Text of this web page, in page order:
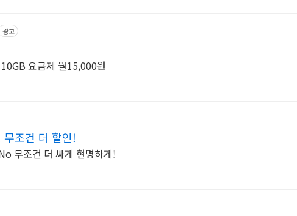
광고
요금제 월15,000원
조건 더 할인!
무조건 더 싸게 현명하게!